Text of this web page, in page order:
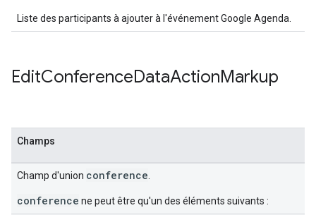
Liste des participants à ajouter à l'événement Google Agenda.
EditConferenceDataActionMarkup
Champs
Champ d'union conference
conference ne peut être qu'un des éléments suivants :